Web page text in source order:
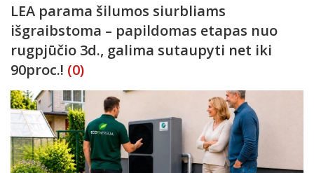
LEA parama šilumos siurbliams
išgraibstoma – papildomas etapas nuo
rugpjūčio 3d., galima sutaupyti net iki
90proc.! (0)